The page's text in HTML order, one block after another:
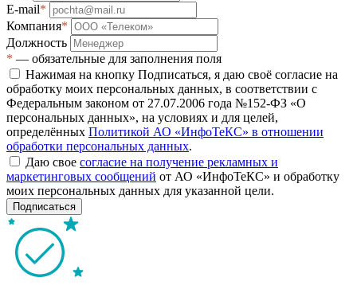
E-mail*
Компания*
Должность
* — обязательные для заполнения поля
Нажимая на кнопку Подписаться, я даю своё согласие на
обработку моих персональных данных, в соответствии с
Федеральным законом от 27.07.2006 года №152-ФЗ «О
персональных данных», на условиях и для целей,
определённых Политикой АО «ИнфоТеКС» в отношении
обработки персональных данных.
Даю свое согласие на получение рекламных и
маркетинговых сообщений от АО «ИнфоТеКС» и обработку
моих персональных данных для указанной цели.
Подписаться